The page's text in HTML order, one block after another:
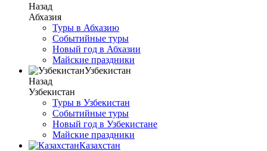
Назад
Абхазия
Туры в Абхазию
Событийные туры
Новый год в Абхазии
Майские праздники
Узбекистан
Назад
Узбекистан
Туры в Узбекистан
Событийные туры
Новый год в Узбекистане
Майские праздники
Казахстан